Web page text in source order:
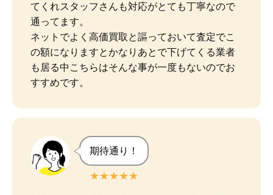
てくれスタッフさんも対応がとても丁寧なので
通ってます。
ネットでよく高価買取と謳っておいて査定でこ
の額になりますとかなりあとで下げてくる業者
も居る中こちらはそんな事が一度もないのでお
すすめです。
期待通り！
★★★★★